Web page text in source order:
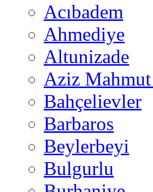
Acıbadem
Ahmediye
Altunizade
Aziz
Bahçelievler
Barbaros
Beylerbeyi
Bulgurlu